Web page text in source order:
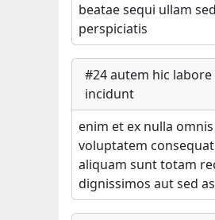
beatae sequi ullam
perspiciatis
#24autem hic
incidunt
enim et ex nulla
voluptatem
aliquam sunt totam
dignissimos aut sed